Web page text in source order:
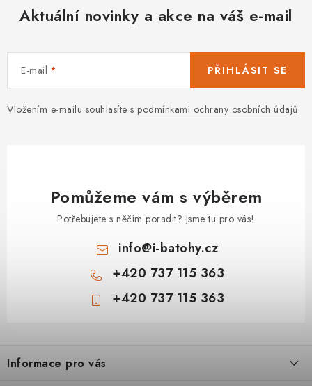
Aktuální novinky a akce na váš e-mail
E-mail
Vložením e-mailu souhlasíte s podmínkami ochrany osobních údajů
PŘIHLÁSIT SE
Pomůžeme vám s výběrem
Potřebujete s něčím poradit? Jsme tu pro vás!
info@i-batohy.cz
+420 737 115 363
+420 737 115 363
pInformace pro vás